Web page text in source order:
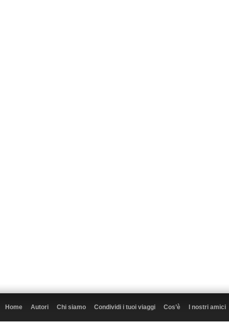
Home Autori Chi siamo Condividi i tuoi viaggi Cos’è I nostri amici